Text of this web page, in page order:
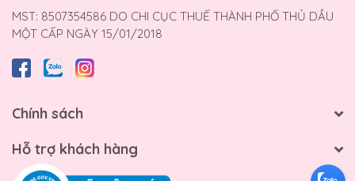
MST: 8507354586 DO CHI CỤC THUẾ THÀNH PHỐ THỦ DẦU
MỘT CẤP NGÀY 15/01/2018
Chính sách
Hỗ trợ khách hàng